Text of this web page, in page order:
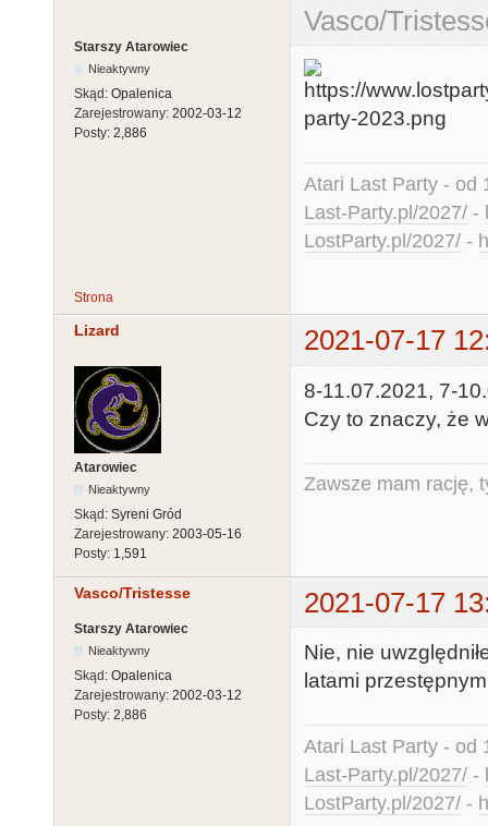
Vasco/
Starszy Atarowiec
Nieaktywny
Skąd: Opalenica
Zarejestrowany: 2002-03-12
Posty: 2,886
Atari Last Party - od
Last-Party.pl/2027/ -
LostParty.pl/2027/ -
Strona
Lizard 2021-07-17
Atarowiec
Nieaktywny
Skąd: Syreni Gród
Zarejestrowany: 2003-05-16
Posty: 1,591
8-11.07.2021, 7-
Czy to znaczy, że
Zawsze mam rację,
Vasco/Tristesse 2021-07-17
Starszy Atarowiec
Nieaktywny
Skąd: Opalenica
Zarejestrowany: 2002-03-12
Posty: 2,886
Nie, nie
latami
Atari Last Party - od
Last-Party.pl/2027/ -
LostParty.pl/2027/ -